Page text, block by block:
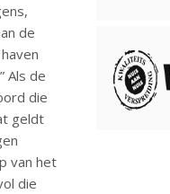
de
Als de
die
geldt
van het
die